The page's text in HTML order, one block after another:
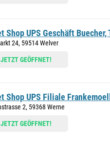
Shop UPS Geschäft Buecher,
24, 59514 Welver
JETZT GEÖFFNET!
Shop UPS Filiale
2, 59368 Werne
JETZT GEÖFFNET!